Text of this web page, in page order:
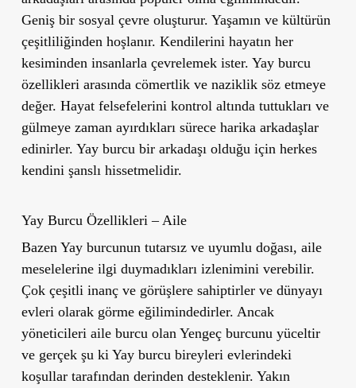
Geniş bir sosyal çevre oluşturur. Yaşamın ve kültürün
çeşitliliğinden hoşlanır. Kendilerini hayatın her
kesiminden insanlarla çevrelemek ister. Yay burcu
özellikleri arasında cömertlik ve naziklik söz etmeye
değer. Hayat felsefelerini kontrol altında tuttukları ve
gülmeye zaman ayırdıkları sürece harika arkadaşlar
edinirler. Yay burcu bir arkadaşı olduğu için herkes
kendini şanslı hissetmelidir.
Yay Burcu Özellikleri – Aile
Bazen Yay burcunun tutarsız ve uyumlu doğası, aile
meselelerine ilgi duymadıkları izlenimini verebilir.
Çok çeşitli inanç ve görüşlere sahiptirler ve dünyayı
evleri olarak görme eğilimindedirler. Ancak
yöneticileri aile burcu olan Yengeç burcunu yüceltir
ve gerçek şu ki Yay burcu bireyleri evlerindeki
koşullar tarafından derinden desteklenir. Yakın